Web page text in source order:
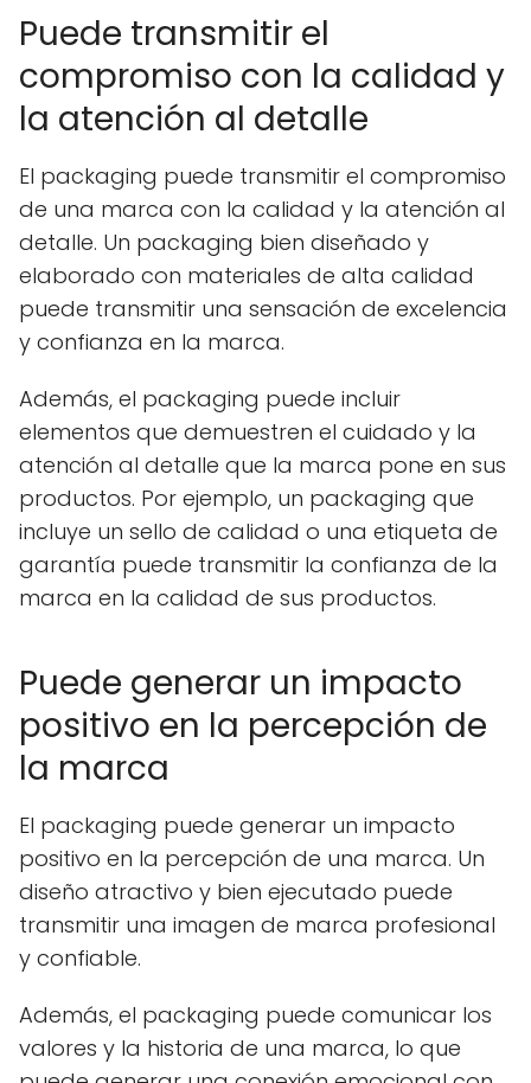
Puede transmitir el
compromiso con la calidad y
la atención al detalle
El packaging puede transmitir el compromiso
de una marca con la calidad y la atención al
detalle. Un packaging bien diseñado y
elaborado con materiales de alta calidad
puede transmitir una sensación de excelencia
y confianza en la marca.
Además, el packaging puede incluir
elementos que demuestren el cuidado y la
atención al detalle que la marca pone en sus
productos. Por ejemplo, un packaging que
incluye un sello de calidad o una etiqueta de
garantía puede transmitir la confianza de la
marca en la calidad de sus productos.
Puede generar un impacto
positivo en la percepción de
la marca
El packaging puede generar un impacto
positivo en la percepción de una marca. Un
diseño atractivo y bien ejecutado puede
transmitir una imagen de marca profesional
y confiable.
Además, el packaging puede comunicar los
valores y la historia de una marca, lo que